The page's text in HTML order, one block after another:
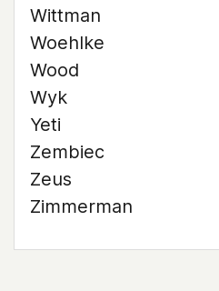
Wittman
Woehlke
Wood
Wyk
Yeti
Zembiec
Zeus
Zimmerman